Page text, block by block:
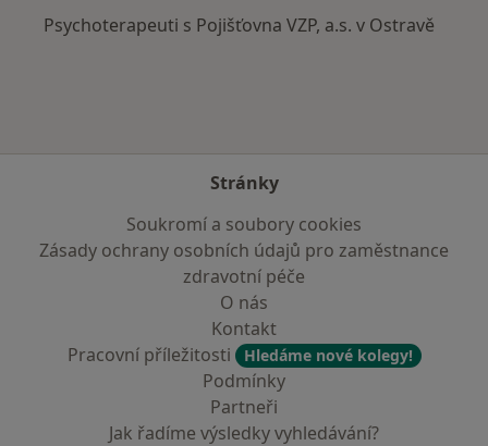
Psychoterapeuti s Pojišťovna VZP, a.s. v Ostravě
Stránky
Soukromí a soubory cookies
Zásady ochrany osobních údajů pro zaměstnance
zdravotní péče
O nás
Kontakt
Pracovní příležitosti
Hledáme nové kolegy!
Podmínky
Partneři
Jak řadíme výsledky vyhledávání?